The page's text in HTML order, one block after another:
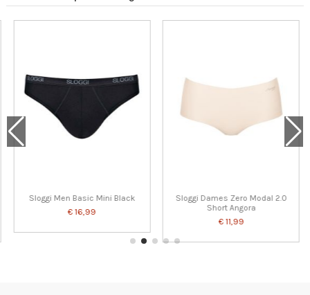
Sloggi Men Basic Mini Black
€ 16,99
Sloggi Dames Zero Modal 2.0
Short Angora
€ 11,99